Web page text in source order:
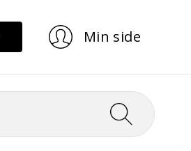
Min side